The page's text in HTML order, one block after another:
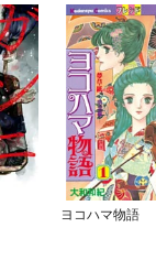
ヨコハマ物語